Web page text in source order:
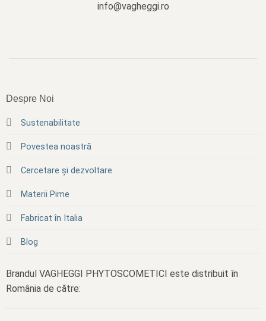
info@vagheggi.ro
Despre Noi
Sustenabilitate
Povestea noastră
Cercetare și dezvoltare
Materii Pime
Fabricat în Italia
Blog
Brandul VAGHEGGI PHYTOSCOMETICI este distribuit în
România de către: